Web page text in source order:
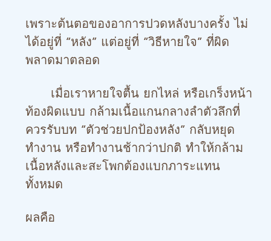
เพราะต้นตอของอาการปวดหลังบางครั้ง ไม่
ได้อยู่ที่ “หลัง” แต่อยู่ที่ “วิธีหายใจ” ที่ผิด
พลาดมาตลอด
เมื่อเราหายใจตื้น ยกไหล่ หรือเกร็งหน้า
ท้องผิดแบบ กล้ามเนื้อแกนกลางลำตัวลึกที่
ควรรับบท “ตัวช่วยปกป้องหลัง” กลับหยุด
ทำงาน หรือทำงานช้ากว่าปกติ ทำให้กล้าม
เนื้อหลังและสะโพกต้องแบกภาระแทน
ทั้งหมด
ผลคือ